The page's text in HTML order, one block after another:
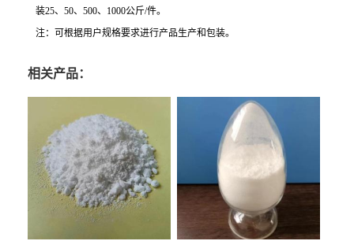
装25、50、500、1000公斤/件。
注：可根据用户规格要求进行产品生产和包装。
相关产品：